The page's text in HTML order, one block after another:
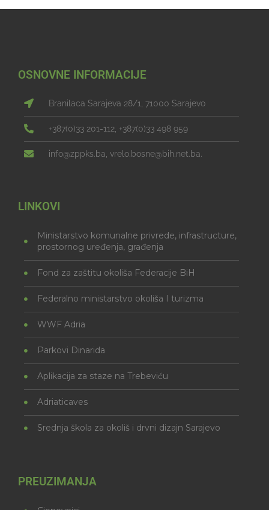
OSNOVNE INFORMACIJE
Branilaca Sarajeva 28/1, 71000 Sarajevo
+387(0)33 201-112, +387(0)33 498 959
info@zppks.ba, vrelo.bosne@bih.net.ba.
LINKOVI
Ministarstvo komunalne privrede, infrastructure,
prostornog uređenja, građenja
Fond za zaštitu okoliša Federacije BiH
Federalno ministarstvo okoliša I turizma
WWF Adria
Parkovi Dinarida
Aplikacija za staze na Trebeviću
Adriaticaves
Srednja škola za okoliš i drvni dizajn Sarajevo
PREUZIMANJA